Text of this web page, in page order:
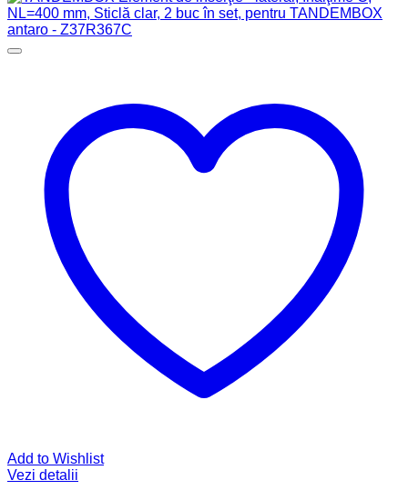
Add to Wishlist
Vezi detalii